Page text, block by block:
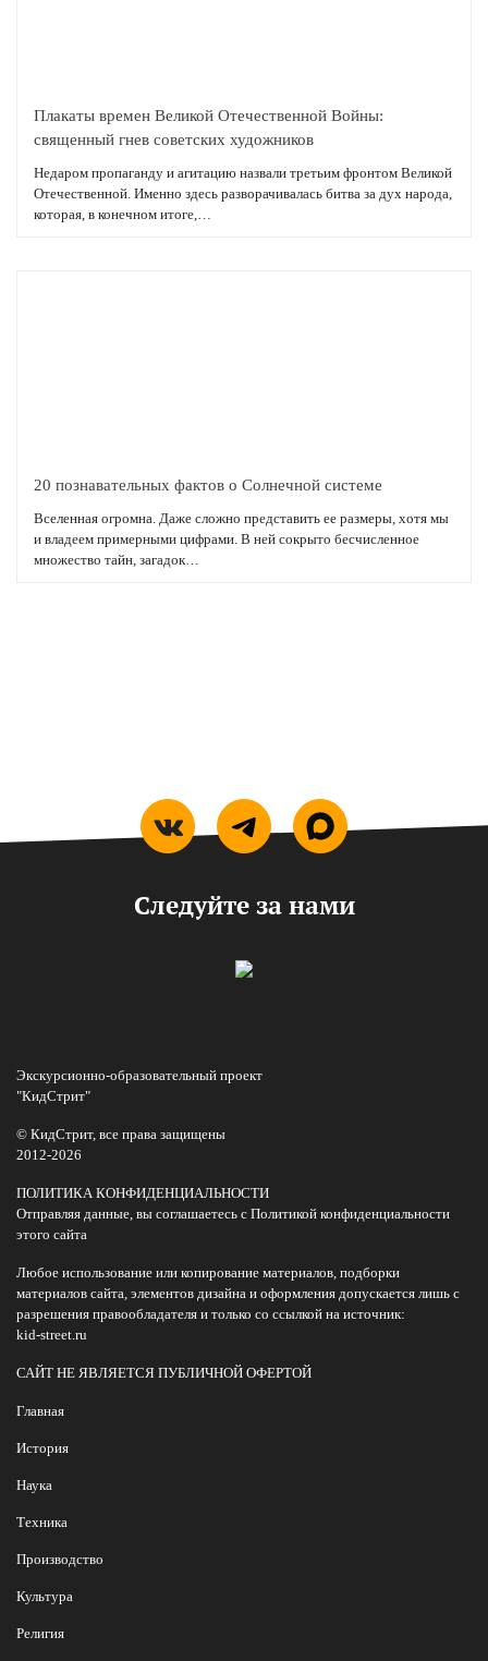
Плакаты времен Великой Отечественной Войны:
священный гнев советских художников
Недаром пропаганду и агитацию назвали третьим фронтом Великой
Отечественной. Именно здесь разворачивалась битва за дух народа,
которая, в конечном итоге,…
20 познавательных фактов о Солнечной системе
Вселенная огромна. Даже сложно представить ее размеры, хотя мы
и владеем примерными цифрами. В ней сокрыто бесчисленное
множество тайн, загадок…
Следуйте за нами
Экскурсионно-образовательный проект
"КидСтрит"
© КидСтрит, все права защищены
2012-2026
ПОЛИТИКА КОНФИДЕНЦИАЛЬНОСТИ
Отправляя данные, вы соглашаетесь с Политикой конфиденциальности
этого сайта
Любое использование или копирование материалов, подборки
материалов сайта, элементов дизайна и оформления допускается лишь с
разрешения правообладателя и только со ссылкой на источник:
kid-street.ru
САЙТ НЕ ЯВЛЯЕТСЯ ПУБЛИЧНОЙ ОФЕРТОЙ
Главная
История
Наука
Техника
Производство
Культура
Религия